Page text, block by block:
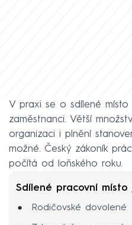
V praxi se o sdílené
zaměstnanci. Větší
organizaci i plnění
možné. Český zákoník
počítá od loňského roku.
Sdílené pracovní
Rodičovské dovolené